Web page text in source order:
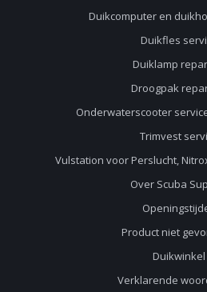
Duikcomputer en
Duikfles
Duiklamp
Droogpak
Onderwaterscooter
Trimvest
Vulstation voor Perslucht,
Over Scuba
Product niet
Duikwinkel
Verklarende